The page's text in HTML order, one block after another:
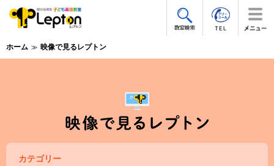
ホーム 映像で見るレプトン
カテゴリー